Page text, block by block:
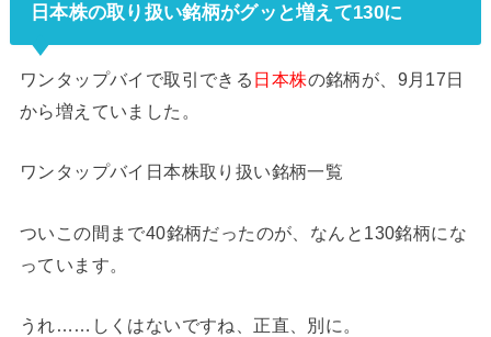
日本株の取り扱い銘柄がグッと増えて130に
ワンタップバイで取引できる 日本株の銘柄が、9月17日
から増えていました。
ワンタップバイ日本株取り扱い銘柄一覧
ついこの間まで40銘柄だったのが、なんと130銘柄にな
っています。
うれ……しくはないですね、正直、別に。